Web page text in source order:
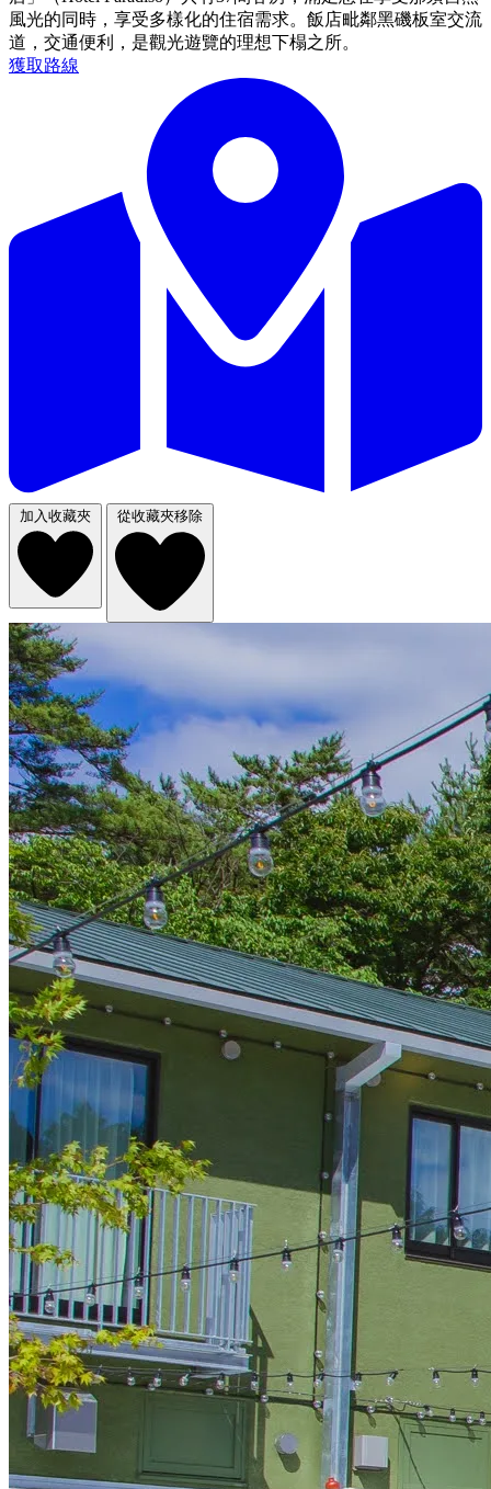
風光的同時，享受多樣化的住宿需求。飯店毗鄰黑磯板室交流
道，交通便利，是觀光遊覽的理想下榻之所。
獲取路線
加入收藏夾 從收藏夾移除